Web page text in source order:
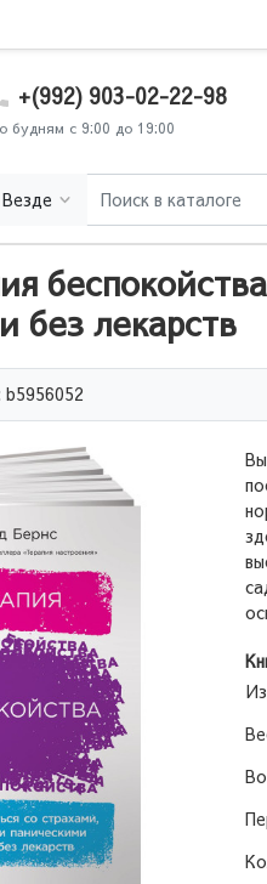
+(992) 903-02-22-98
будням с 9:00 до 19:00
Везде
без лекарств